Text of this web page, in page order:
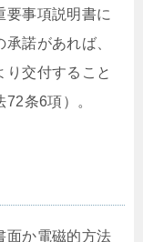
要事項説明書に
諾があれば、
り交付すること
条6項）。
面か電磁的方法